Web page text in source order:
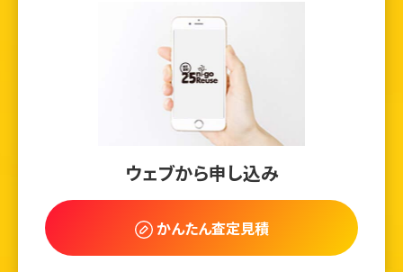
ウェブから申し込み
かんたん査定見積